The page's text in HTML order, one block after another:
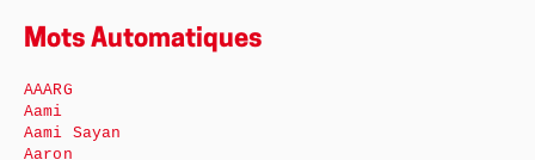
Mots Automatiques
AAARG
Aami
Aami Sayan
Aaron